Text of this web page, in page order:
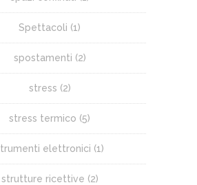
Spettacoli (1)
spostamenti (2)
stress (2)
stress termico (5)
elettronici (1)
strutture ricettive (2)